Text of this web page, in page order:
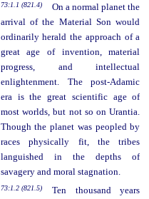
73:1.1 (821.4)
On a normal planet the
arrival of the Material Son would
ordinarily herald the approach of a
great age of invention, material
progress, and intellectual
enlightenment. The post-Adamic
era is the great scientific age of
most worlds, but not so on Urantia.
Though the planet was peopled by
races physically fit, the tribes
languished in the depths of
savagery and moral stagnation.
73:1.2 (821.5)
Ten thousand years